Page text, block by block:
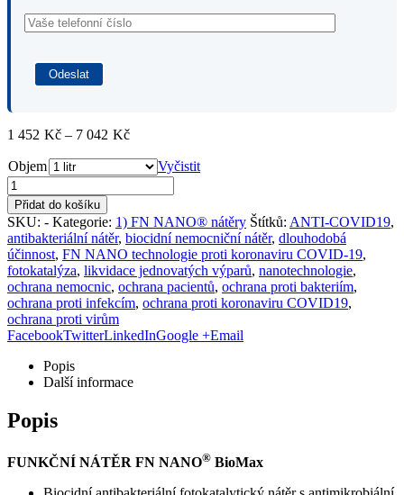
1 452 Kč – 7 042 KčRozpětí
452Kč
až
7
042Kč
Objem Vyčistit
Přidat do košíku
SKU: - Kategorie: 1) FN NANO® nátěry Štítků: ANTI-COVID19,
antibakteriální nátěr, biocidní nemocniční nátěr, dlouhodobá
účinnost, FN NANO technologie proti koronaviru COVID-19,
fotokatalýza, likvidace jednovatých výparů, nanotechnologie,
ochrana nemocnic, ochrana pacientů, ochrana proti bakteriím,
ochrana proti infekcím, ochrana proti koronaviru COVID19,
ochrana proti virům
FacebookTwitterLinkedInGoogle +Email
Popis
Další informace
Popis
FUNKČNÍ NÁTĚR FN NANO® BioMax